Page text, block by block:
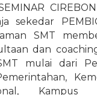
sekedar
SMT
dan
mulai dari
Kampus